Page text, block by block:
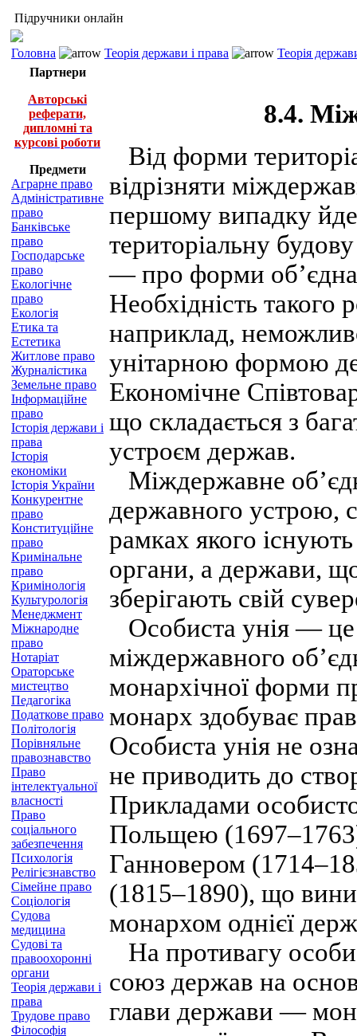
Підручники онлайн
Головна Теорія держави і права
Теорія
Партнери
Авторські
реферати,
дипломні та
курсові роботи
Предмети
Аграрне право
Адміністративне
право
Банківське
право
Господарське
право
Екологічне
право
Екологія
Етика та
Естетика
Житлове право
Журналістика
Земельне право
Інформаційне
право
Історія держави і
права
Історія
економіки
Історія України
Конкурентне
право
Конституційне
право
Кримінальне
право
Кримінологія
Культурологія
Менеджмент
Міжнародне
право
Нотаріат
Ораторське
мистецтво
Педагогіка
Податкове право
Політологія
Порівняльне
правознавство
Право
інтелектуальної
власності
Право
соціального
забезпечення
Психологія
Релігієзнавство
Сімейне право
Соціологія
Судова
медицина
Судові та
правоохоронні
органи
Теорія держави і
права
Трудове право
Філософія
8.4.
Від форми
відрізняти
першому випадку
територіальну
— про форми
Необхідність
наприклад,
унітарною формою
Економічне
що складається з
устроєм держав.
Міждержавне
державного устрою,
рамках якого
органи, а держави,
зберігають свій
Особиста унія —
міждержавного
монархічної форми
монарх здобуває
Особиста унія не
не приводить до
Прикладами
Польщею
Ганновером
(1815–1890), що
монархом однієї
На противагу
союз держав на
глави держави —